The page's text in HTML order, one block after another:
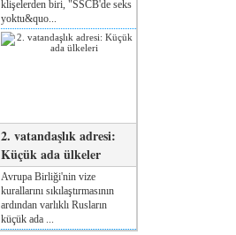
klişelerden biri, "SSCB'de seks
yoktu&quo...
2. vatandaşlık adresi:
Küçük ada ülkeler
Avrupa Birliği'nin vize
kurallarını sıkılaştırmasının
ardından varlıklı Rusların
küçük ada ...